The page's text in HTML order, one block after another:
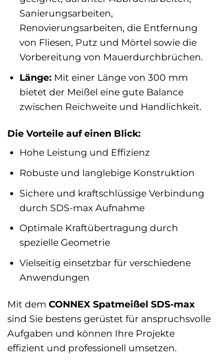
Sanierungsarbeiten,
Renovierungsarbeiten, die Entfernung
von Fliesen, Putz und Mörtel sowie die
Vorbereitung von Mauerdurchbrüchen.
Länge:Mit einer Länge von 300 mm
bietet der Meißel eine gute Balance
zwischen Reichweite und Handlichkeit.
Die Vorteile auf einen Blick:
Hohe Leistung und Effizienz
Robuste und langlebige Konstruktion
Sichere und kraftschlüssige Verbindung
durch SDS-max Aufnahme
Optimale Kraftübertragung durch
spezielle Geometrie
Vielseitig einsetzbar für verschiedene
Anwendungen
Mit dem CONNEX Spatmeißel SDS-max
sind Sie bestens gerüstet für anspruchsvolle
Aufgaben und können Ihre Projekte
effizient und professionell umsetzen.